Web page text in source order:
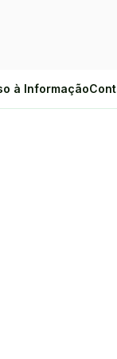
à Informação